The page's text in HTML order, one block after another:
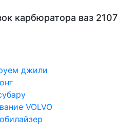
карбюратора ваз 2107
джили
VOLVO